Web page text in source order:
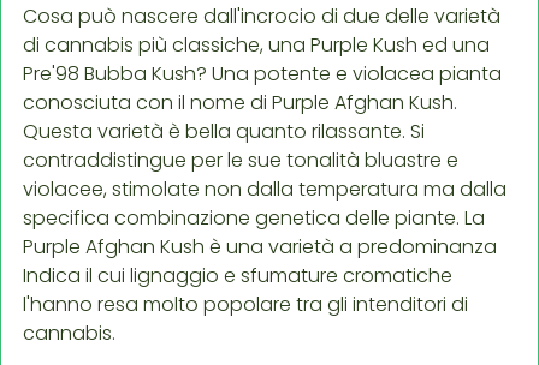
Cosa può nascere dall'incrocio di due delle varietà
di cannabis più classiche, una Purple Kush ed una
Pre'98 Bubba Kush? Una potente e violacea pianta
conosciuta con il nome di Purple Afghan Kush.
Questa varietà è bella quanto rilassante. Si
contraddistingue per le sue tonalità bluastre e
violacee, stimolate non dalla temperatura ma dalla
specifica combinazione genetica delle piante. La
Purple Afghan Kush è una varietà a predominanza
Indica il cui lignaggio e sfumature cromatiche
l'hanno resa molto popolare tra gli intenditori di
cannabis.